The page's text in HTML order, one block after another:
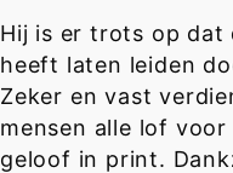
Hij is er trots op dat
heeft laten leiden
Zeker en vast
mensen alle lof
geloof in print.